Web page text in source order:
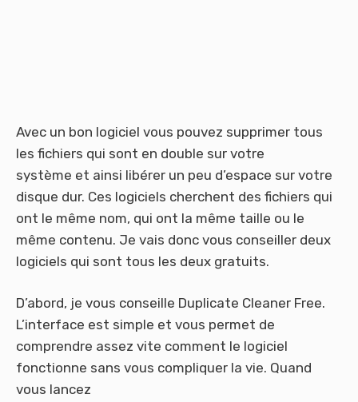
Avec un bon logiciel vous pouvez supprimer tous
les fichiers qui sont en double sur votre
système et ainsi libérer un peu d’espace sur votre
disque dur. Ces logiciels cherchent des fichiers qui
ont le même nom, qui ont la même taille ou le
même contenu. Je vais donc vous conseiller deux
logiciels qui sont tous les deux gratuits.
D’abord, je vous conseille Duplicate Cleaner Free.
L’interface est simple et vous permet de
comprendre assez vite comment le logiciel
fonctionne sans vous compliquer la vie. Quand
vous lancez